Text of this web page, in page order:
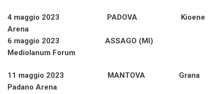
4 maggio 2023 PADOVA Kioene
Arena
6 maggio 2023 ASSAGO (MI)
Mediolanum Forum
11 maggio 2023 MANTOVA Grana
Padano Arena